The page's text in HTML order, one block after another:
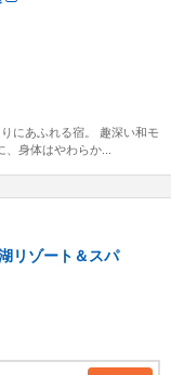
にあふれる宿。 趣深い和モ
身体はやわらか...
リゾート＆スパ